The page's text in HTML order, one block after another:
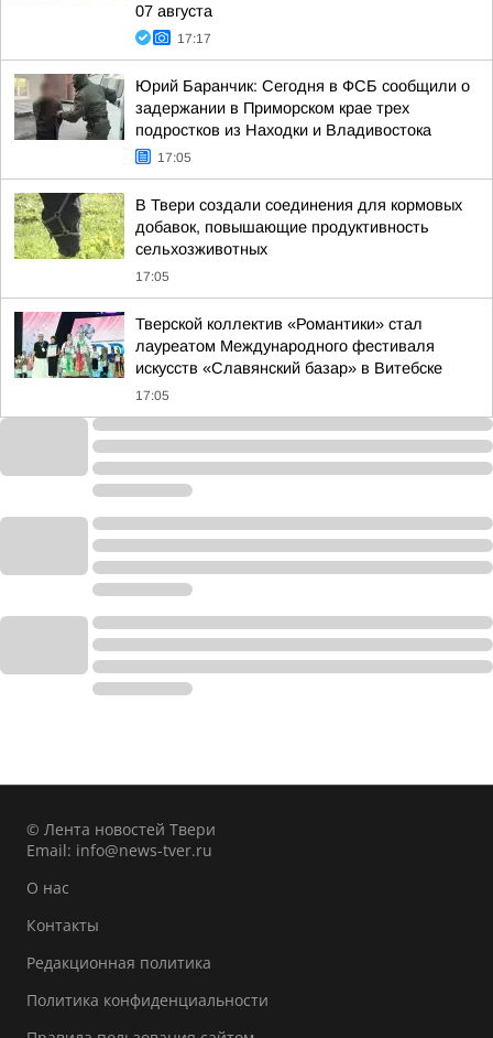
07 августа
17:17
Юрий Баранчик: Сегодня в ФСБ сообщили о
задержании в Приморском крае трех
подростков из Находки и Владивостока
17:05
В Твери создали соединения для кормовых
добавок, повышающие продуктивность
сельхозживотных
17:05
Тверской коллектив «Романтики» стал
лауреатом Международного фестиваля
искусств «Славянский базар» в Витебске
17:05
© Лента новостей Твери
Email: info@news-tver.ru
О нас
Контакты
Редакционная политика
Политика конфиденциальности